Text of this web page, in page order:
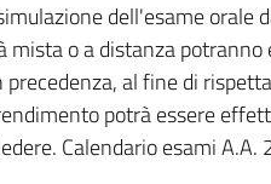
dell'esame orale
o a distanza potranno
al fine di
potrà essere
Calendario esami A.A.